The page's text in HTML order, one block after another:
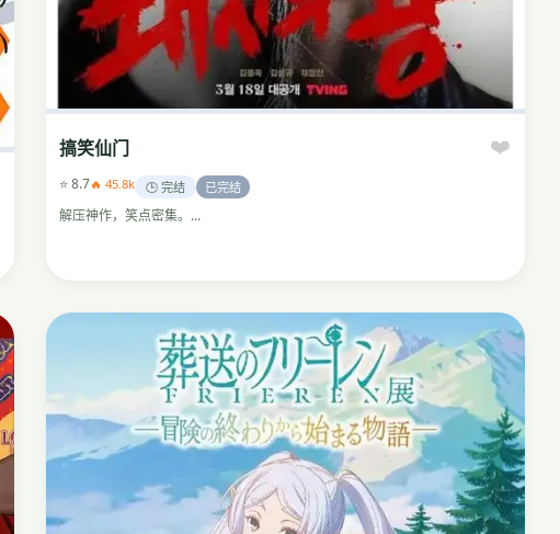
搞笑仙门 ❤️
⭐ 8.7🔥 45.8k 🕒 完结 已完结
解压神作，笑点密集。...